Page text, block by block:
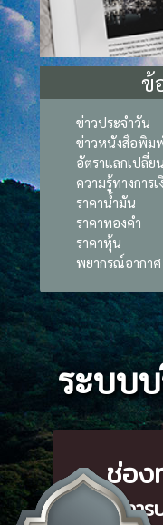
ข้
ข่าวประจำวัน
ข่าวหนังสือพิม
อัตราแลกเปลี่ยน
ความรู้ทางการ
ราคาน้ำมัน
ราคาทองคำ
ราคาหุ้น
พยากรณ์อากาศ
ระบบ
ช่อง
การ